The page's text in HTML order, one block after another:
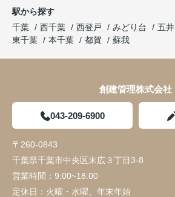
駅から探す
千葉
西千葉 西登戸 みどり台 五井
東千葉
本千葉 都賀 蘇我
創建管理株式会社
043-209-6900
〒260-0843
千葉県千葉市中央区末広３丁目3-8
営業時間： 9:00~18:00
定休日： 火曜・水曜、年末年始